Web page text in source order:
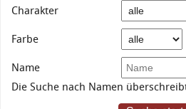
Charakter
Farbe
Name
Die Suche nach Namen